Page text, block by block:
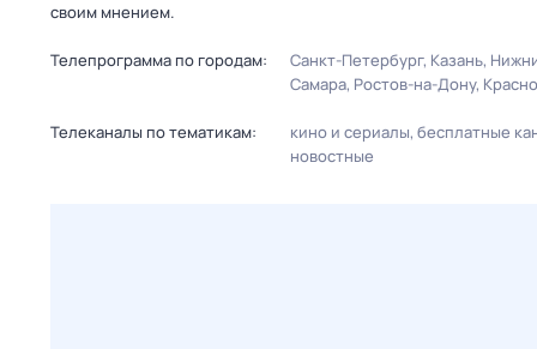
своим мнением.
Телепрограмма по городам: Санкт-Петербург Казань
Самара Ростов-на-Дону
Телеканалы по тематикам: кино и сериалы бесплатные
новостные